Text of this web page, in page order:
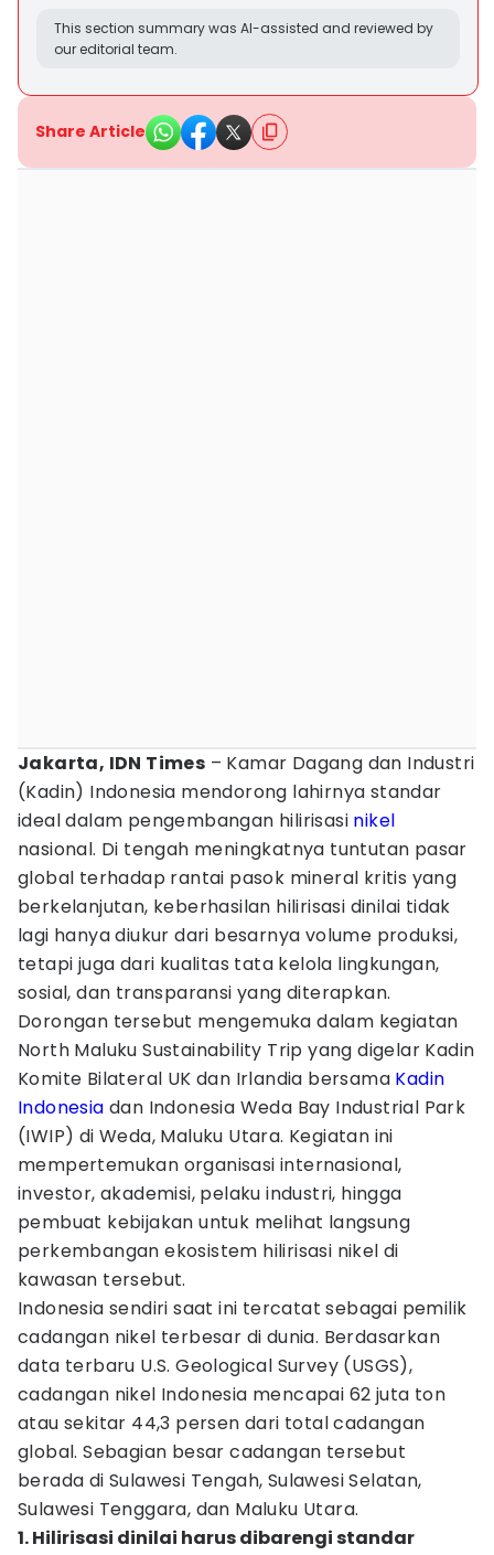
This section summary was AI-assisted and reviewed by
our editorial team.
Share Article
Jakarta, IDN Times – Kamar Dagang dan Industri
(Kadin) Indonesia mendorong lahirnya standar
ideal dalam pengembangan hilirisasi nikel
nasional. Di tengah meningkatnya tuntutan pasar
global terhadap rantai pasok mineral kritis yang
berkelanjutan, keberhasilan hilirisasi dinilai tidak
lagi hanya diukur dari besarnya volume produksi,
tetapi juga dari kualitas tata kelola lingkungan,
sosial, dan transparansi yang diterapkan.
Dorongan tersebut mengemuka dalam kegiatan
North Maluku Sustainability Trip yang digelar Kadin
Komite Bilateral UK dan Irlandia bersama Kadin
Indonesia dan Indonesia Weda Bay Industrial Park
(IWIP) di Weda, Maluku Utara. Kegiatan ini
mempertemukan organisasi internasional,
investor, akademisi, pelaku industri, hingga
pembuat kebijakan untuk melihat langsung
perkembangan ekosistem hilirisasi nikel di
kawasan tersebut.
Indonesia sendiri saat ini tercatat sebagai pemilik
cadangan nikel terbesar di dunia. Berdasarkan
data terbaru U.S. Geological Survey (USGS),
cadangan nikel Indonesia mencapai 62 juta ton
atau sekitar 44,3 persen dari total cadangan
global. Sebagian besar cadangan tersebut
berada di Sulawesi Tengah, Sulawesi Selatan,
Sulawesi Tenggara, dan Maluku Utara.
1. Hilirisasi dinilai harus dibarengi standar